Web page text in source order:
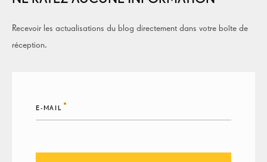
Recevoir les actualisations du blog directement dans votre boîte de
réception.
E-MAIL